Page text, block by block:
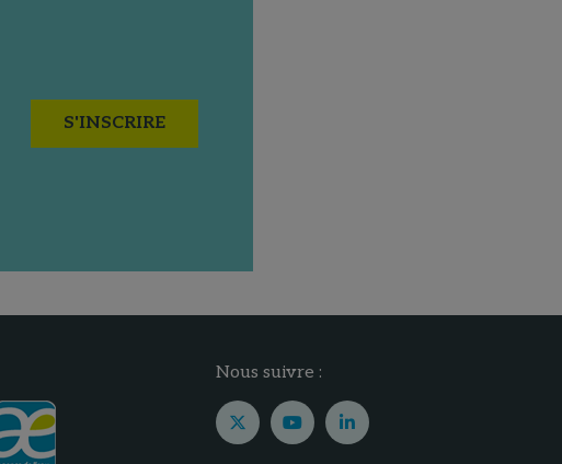
S'INSCRIRE
Nous suivre :